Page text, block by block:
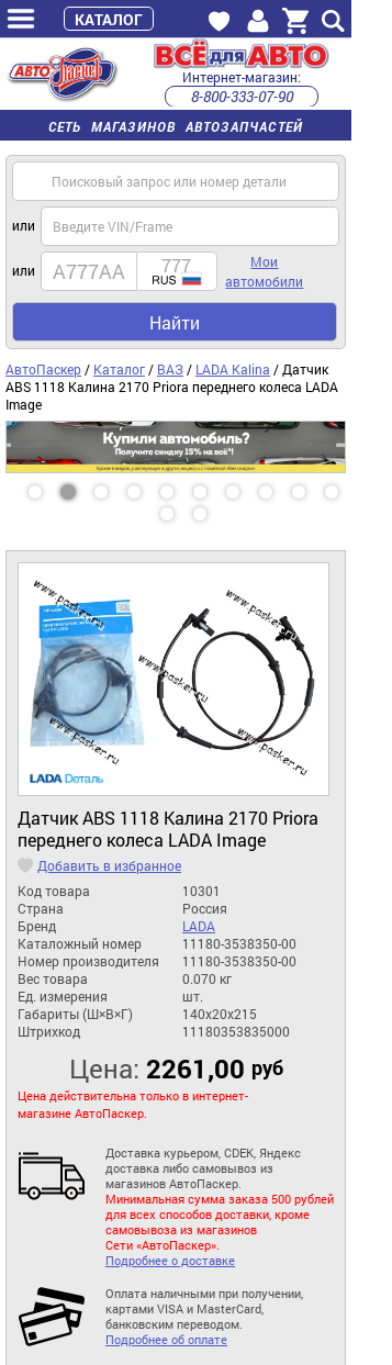
СЕТЬ МАГАЗИНОВ АВТОЗАПЧАСТЕЙ
Интернет-магазин:
8-800-333-07-90
часы работы с 9:00 до 22:00 (пн-пт)
или
или
Мои
автомобили
Найти
АвтоПаскер / Каталог / ВАЗ / LADA Kalina / Датчик
ABS 1118 Калина 2170 Priora переднего колеса LADA
Image
Датчик ABS 1118 Калина 2170 Priora
переднего колеса LADA Image
Добавить в избранное
Код товара
10301
Страна
Россия
Бренд
LADA
Каталожный номер
11180-3538350-00
Номер производителя
11180-3538350-00
Вес товара
0.070 кг
Ед. измерения
шт.
Габариты (Ш×В×Г)
140x20x215
Штрихкод
11180353835000
Цена: 2261,00 руб
Цена действительна только в интернет-
магазине АвтоПаскер.
Доставка курьером, CDEK, Яндекс
доставка либо самовывоз из
магазинов АвтоПаскер.
Минимальная сумма заказа 500 рублей
для всех способов доставки, кроме
самовывоза из магазинов
Сети «АвтоПаскер».
Подробнее о доставке
Оплата наличными при получении,
картами VISA и MasterCard,
банковским переводом.
Подробнее об оплате
КАТАЛОГ